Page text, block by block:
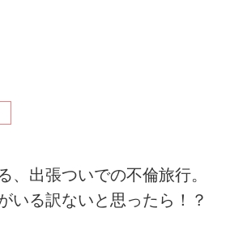
、出張ついでの不倫旅行。
いる訳ないと思ったら！？